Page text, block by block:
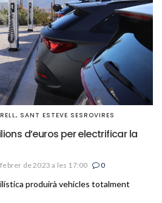
, SANT ESTEVE SESROVIRES
d’euros per electrificar la
de 2023 a les 17:00 0
produirà vehicles totalment